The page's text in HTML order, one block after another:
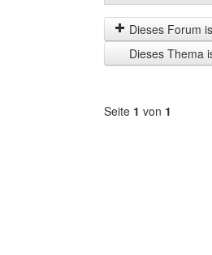
der
letzten
Zeit
anzeigen
by
Dieses Forum
Dieses Thema
Seite 1 von 1